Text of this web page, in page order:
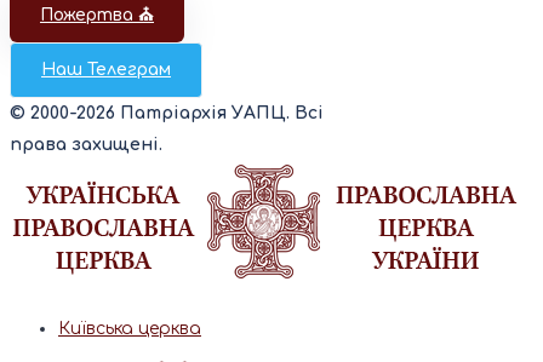
Пожертва ⛪️
Наш Телеграм
© 2000-2026 Патріархія УАПЦ. Всі
права захищені.
Київська церква